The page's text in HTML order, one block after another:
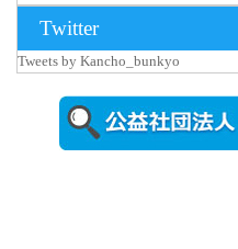
Twitter
Tweets by Kancho_bunkyo